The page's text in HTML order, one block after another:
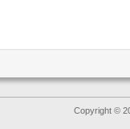
Copyright ©